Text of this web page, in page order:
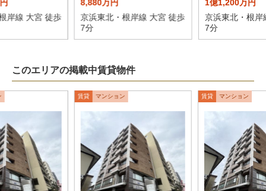
岸線 大宮 徒歩
8,880万円
京浜東北・根岸線 大宮 徒歩
7分
1億1,200万円
京浜東北・根岸
7分
このエリアの掲載中賃貸物件
賃貸 マンション 賃貸 マンション